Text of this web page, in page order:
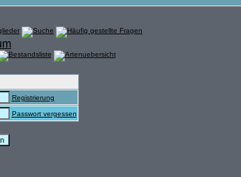
Registrierung
Passwort vergessen